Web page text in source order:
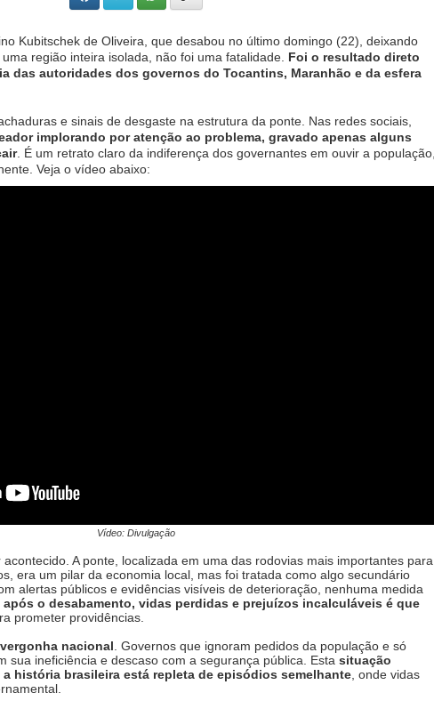
Kubitschek de Oliveira, que desabou no último domingo (22), deixando
região inteira isolada, não foi uma fatalidade. Foi o resultado direto
das autoridades dos governos do Tocantins, Maranhão e da esfera
e sinais de desgaste na estrutura da ponte. Nas redes sociais,
implorando por atenção ao problema, gravado apenas alguns
. É um retrato claro da indiferença dos governantes em ouvir a população,
Veja o vídeo abaixo:
Vídeo: Divulgação
A ponte, localizada em uma das rodovias mais importantes para
era um pilar da economia local, mas foi tratada como algo secundário
alertas públicos e evidências visíveis de deterioração, nenhuma medida
após o desabamento, vidas perdidas e prejuízos incalculáveis é que
prometer providências.
vergonha nacional. Governos que ignoram pedidos da população e só
sua ineficiência e descaso com a segurança pública. Esta situação
história brasileira está repleta de episódios semelhante, onde vidas